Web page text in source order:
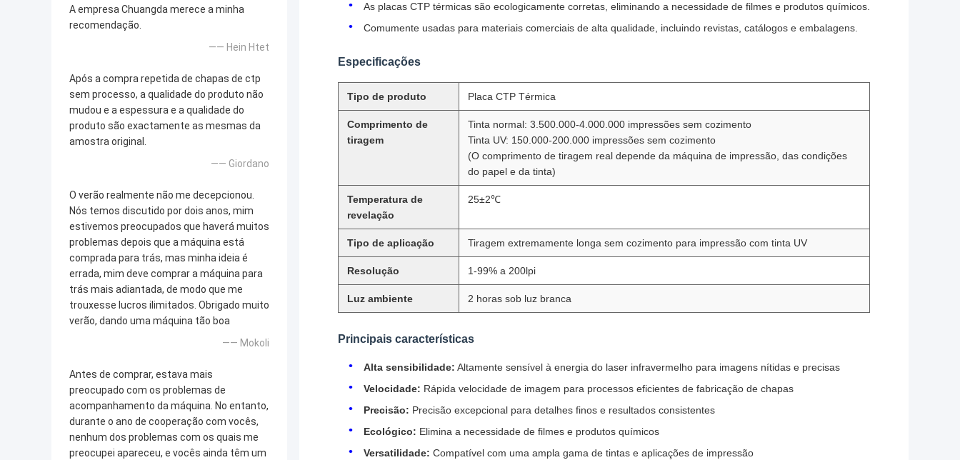
A empresa Chuangda merece a minha
recomendação.
—— Hein Htet
Após a compra repetida de chapas de ctp
sem processo, a qualidade do produto não
mudou e a espessura e a qualidade do
produto são exactamente as mesmas da
amostra original.
—— Giordano
O verão realmente não me decepcionou.
Nós temos discutido por dois anos, mim
estivemos preocupados que haverá muitos
problemas depois que a máquina está
comprada para trás, mas minha ideia é
errada, mim deve comprar a máquina para
trás mais adiantada, de modo que me
trouxesse lucros ilimitados. Obrigado muito
verão, dando uma máquina tão boa
—— Mokoli
Antes de comprar, estava mais
preocupado com os problemas de
acompanhamento da máquina. No entanto,
durante o ano de cooperação com vocês,
nenhum dos problemas com os quais me
preocupei apareceu, e vocês ainda têm um
As placas CTP térmicas são ecologicamente corretas, eliminando a necessidade de filmes e produtos químicos.
Comumente usadas para materiais comerciais de alta qualidade, incluindo revistas, catálogos e embalagens.
Especificações
Tipo de produto Placa CTP Térmica
Comprimento de
tiragem
Tinta normal: 3.500.000-4.000.000 impressões sem cozimento
Tinta UV: 150.000-200.000 impressões sem cozimento
(O comprimento de tiragem real depende da máquina de impressão, das condições
do papel e da tinta)
Temperatura de
revelação
25±2℃
Tipo de aplicação Tiragem extremamente longa sem cozimento para impressão com tinta UV
Resolução 1-99% a 200lpi
Luz ambiente 2 horas sob luz branca
Principais características
Alta sensibilidade: Altamente sensível à energia do laser infravermelho para imagens nítidas e precisas
Velocidade: Rápida velocidade de imagem para processos eficientes de fabricação de chapas
Precisão: Precisão excepcional para detalhes finos e resultados consistentes
Ecológico: Elimina a necessidade de filmes e produtos químicos
Versatilidade: Compatível com uma ampla gama de tintas e aplicações de impressão